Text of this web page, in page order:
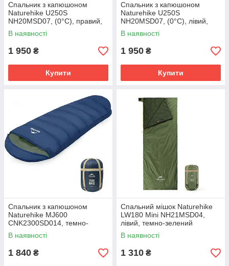
Спальник з капюшоном
Naturehike U250S
NH20MSD07, (0°C), правий,
коричневий
В наявності
1 950 ₴
Купити
Спальник з капюшоном
Naturehike U250S
NH20MSD07, (0°C), лівий,
темно-зелений
В наявності
1 950 ₴
Купити
Спальник з капюшоном
Naturehike MJ600
CNK2300SD014, темно-
блакитний
В наявності
1 840 ₴
Спальний мішок Naturehike
LW180 Mini NH21MSD04,
лівий, темно-зелений
В наявності
1 310 ₴